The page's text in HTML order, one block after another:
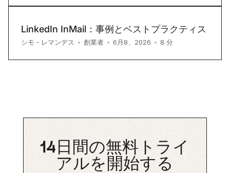
LinkedIn InMail：事例とベストプラクティス
シモ・レマンデス • 創業者 • 6月8、2026 • 8 分
14日間の無料トライ
アルを開始する